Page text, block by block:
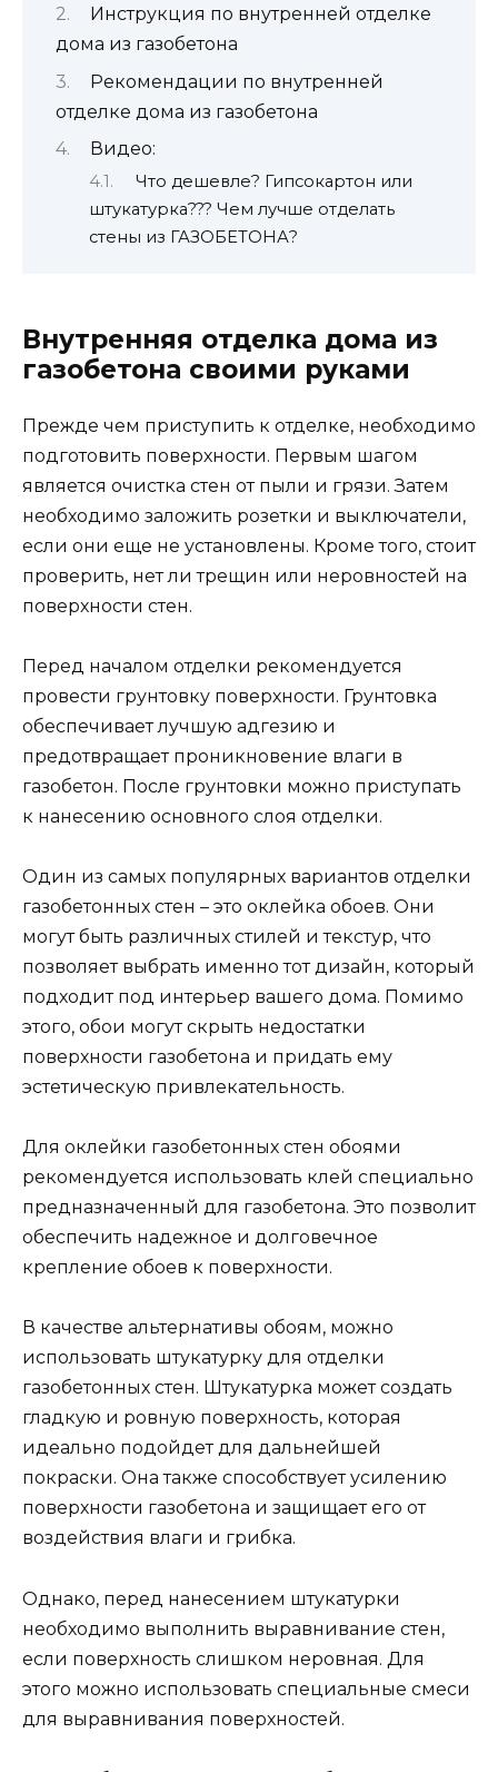
Инструкция по внутренней отделке
дома из газобетона
Рекомендации по внутренней
отделке дома из газобетона
Видео:
Что дешевле? Гипсокартон или
штукатурка??? Чем лучше отделать
стены из ГАЗОБЕТОНА?
Внутренняя отделка дома из
газобетона своими руками
Прежде чем приступить к отделке, необходимо
подготовить поверхности. Первым шагом
является очистка стен от пыли и грязи. Затем
необходимо заложить розетки и выключатели,
если они еще не установлены. Кроме того, стоит
проверить, нет ли трещин или неровностей на
поверхности стен.
Перед началом отделки рекомендуется
провести грунтовку поверхности. Грунтовка
обеспечивает лучшую адгезию и
предотвращает проникновение влаги в
газобетон. После грунтовки можно приступать
к нанесению основного слоя отделки.
Один из самых популярных вариантов отделки
газобетонных стен – это оклейка обоев. Они
могут быть различных стилей и текстур, что
позволяет выбрать именно тот дизайн, который
подходит под интерьер вашего дома. Помимо
этого, обои могут скрыть недостатки
поверхности газобетона и придать ему
эстетическую привлекательность.
Для оклейки газобетонных стен обоями
рекомендуется использовать клей специально
предназначенный для газобетона. Это позволит
обеспечить надежное и долговечное
крепление обоев к поверхности.
В качестве альтернативы обоям, можно
использовать штукатурку для отделки
газобетонных стен. Штукатурка может создать
гладкую и ровную поверхность, которая
идеально подойдет для дальнейшей
покраски. Она также способствует усилению
поверхности газобетона и защищает его от
воздействия влаги и грибка.
Однако, перед нанесением штукатурки
необходимо выполнить выравнивание стен,
если поверхность слишком неровная. Для
этого можно использовать специальные смеси
для выравнивания поверхностей.